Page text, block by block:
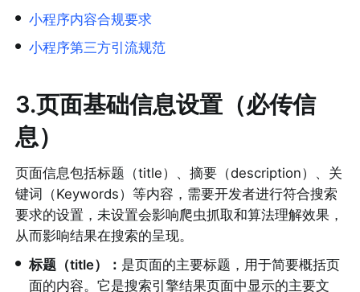
• 小程序内容合规要求
• 小程序第三方引流规范
3.页面基础信息设置（必传信
息）
页面信息包括标题（title）、摘要（description）、关
键词（Keywords）等内容，需要开发者进行符合搜索
要求的设置，未设置会影响爬虫抓取和算法理解效果，
从而影响结果在搜索的呈现。
• 标题（title）： 是页面的主要标题，用于简要概括页
面的内容。它是搜索引擎结果页面中显示的主要文